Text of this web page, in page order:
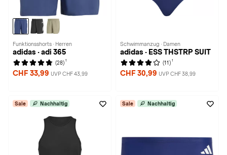
Funktionsshorts · Herren
adidas · adi 365
(28) 1
CHF 33,99 UVP CHF 43,99
Schwimmanzug · Damen
adidas · ESS THSTRP SUIT
(11) 1
CHF 30,99 UVP CHF 38,99
Sale Nachhaltig Sale Nachhaltig